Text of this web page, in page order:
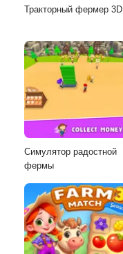
Тракторный фермер 3D
Симулятор радостной
фермы